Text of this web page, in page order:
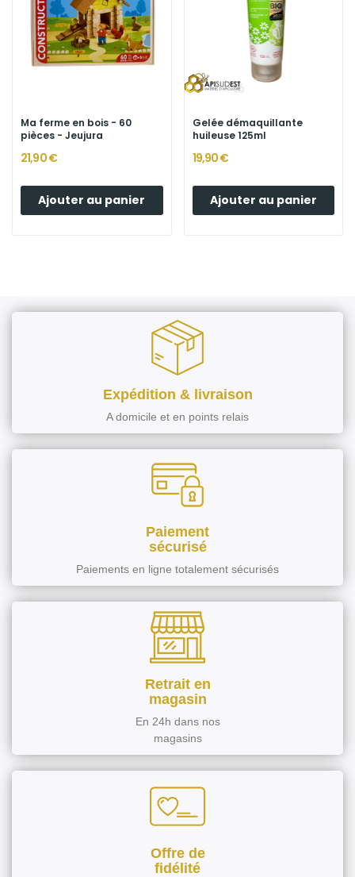
Ma ferme en bois - 60
pièces - Jeujura
21,90 €
Ajouter au panier
Gelée démaquillante
huileuse 125ml
19,90 €
Ajouter au panier
Expédition & livraison
A domicile et en points relais
Paiement
sécurisé
Paiements en ligne totalement sécurisés
Retrait en
magasin
En 24h dans nos
magasins
Offre de
fidélité